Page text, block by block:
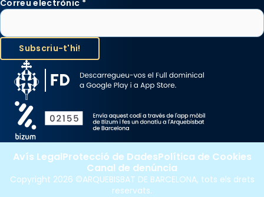
Santes a Mataró»🥵.
Photo
View on Facebook
Correu electrònic *
Copyright 2026 ©ARQUEBISBAT DE BARCELONA, tots els drets
reservats.
Avís LegalProtecció de DadesPolítica de Cookies
Canal de denúncia